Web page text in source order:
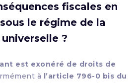
fiscales en
le régime de la
?
est exonéré de droits de
à l’article 796-0 bis du